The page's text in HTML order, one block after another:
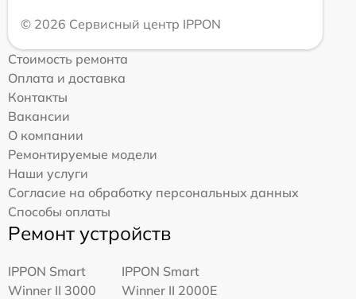
© 2026 Сервисный центр IPPON
Стоимость ремонта
Оплата и доставка
Контакты
Вакансии
О компании
Ремонтируемые модели
Наши услуги
Согласие на обработку персональных данных
Способы оплаты
Ремонт устройств
IPPON Smart
Winner II 3000
IPPON Smart
Winner II 2000E